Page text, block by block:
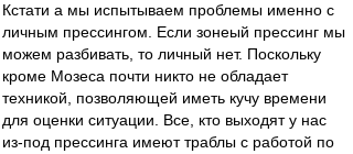
Кстати а мы испытываем проблемы именно с
личным прессингом. Если зонеый прессинг мы
можем разбивать, то личный нет. Поскольку
кроме Мозеса почти никто не обладает
техникой, позволяющей иметь кучу времени
для оценки ситуации. Все, кто выходят у нас
из-под прессинга имеют траблы с работой по